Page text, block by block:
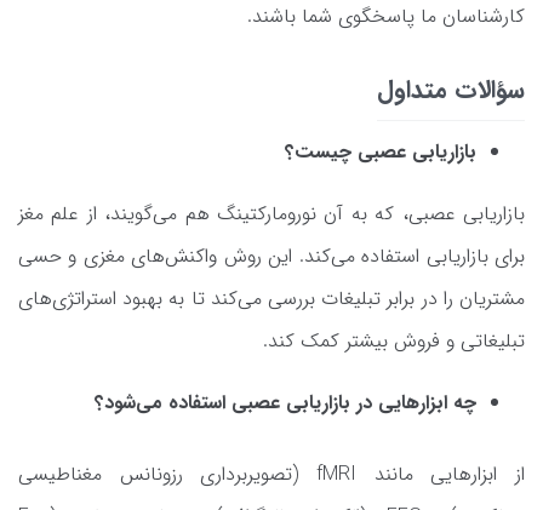
کارشناسان ما پاسخگوی شما باشند.
سؤالات متداول
بازاریابی عصبی چیست؟
بازاریابی عصبی، که به آن نورومارکتینگ هم می‌گویند، از علم مغز
برای بازاریابی استفاده می‌کند. این روش واکنش‌های مغزی و حسی
مشتریان را در برابر تبلیغات بررسی می‌کند تا به بهبود استراتژی‌های
تبلیغاتی و فروش بیشتر کمک کند.
چه ابزارهایی در بازاریابی عصبی استفاده می‌شود؟
از ابزارهایی مانند fMRI (تصویربرداری رزونانس مغناطیسی